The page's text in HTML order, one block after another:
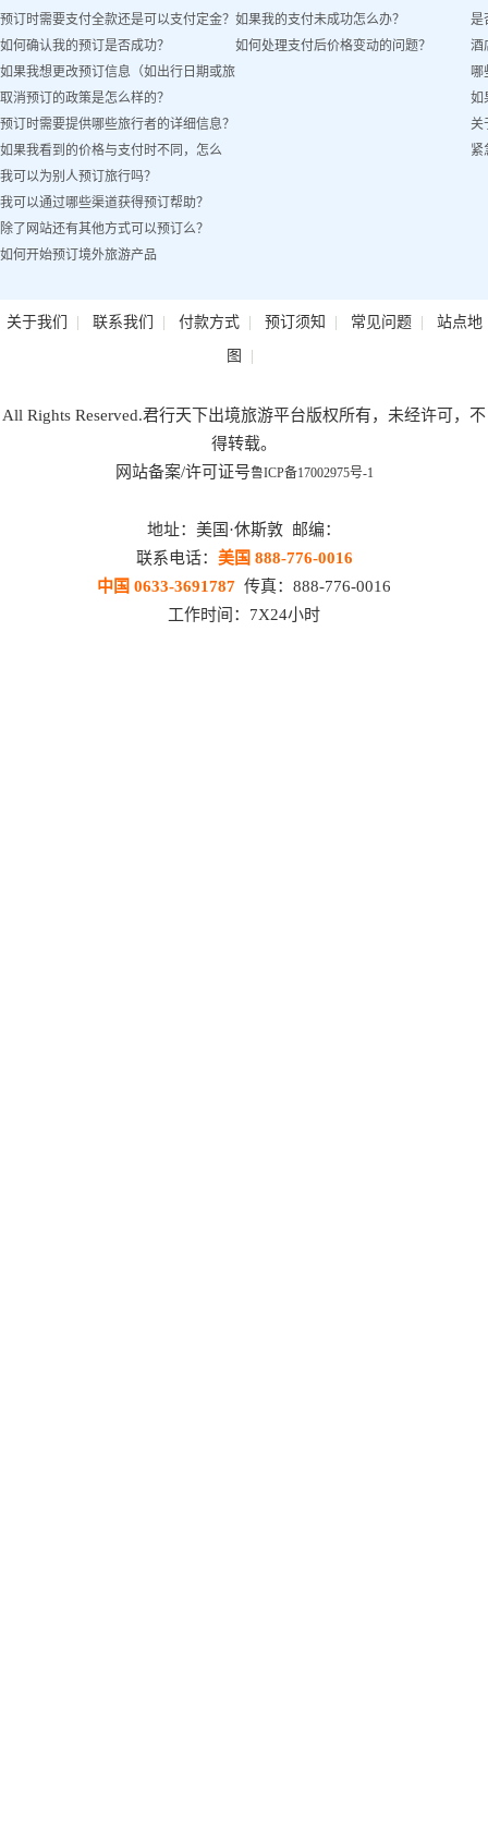
吗？
预订时需要支付全款还是可以支付定金？
如何确认我的预订是否成功？
如果我想更改预订信息（如出行日期或旅
客姓名）怎么办？
取消预订的政策是怎么样的？
预订时需要提供哪些旅行者的详细信息？
如果我看到的价格与支付时不同，怎么
办？
我可以为别人预订旅行吗？
我可以通过哪些渠道获得预订帮助？
除了网站还有其他方式可以预订么？
如何开始预订境外旅游产品
如果我的支付未成功怎么办？
如何处理支付后价格变动的问题？
是
酒
哪
如
关
紧
关于我们 | 联系我们 | 付款方式| 预订须知 | 常见问题| 站点地
图 |
All Rights Reserved.君行天下出境旅游平台版权所有，未经许可，不
得转载。
网站备案/许可证号鲁ICP备17002975号-1
地址：美国·休斯敦 邮编：
联系电话： 美国 888-776-0016
中国 0633-3691787 传真：888-776-0016
工作时间：7X24小时